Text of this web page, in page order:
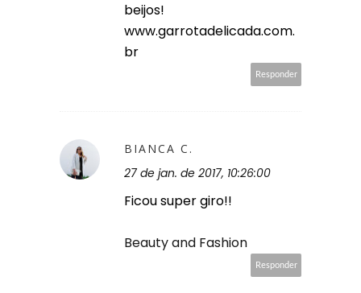
beijos!
www.garrotadelicada.com.
br
Responder
BIANCA C.
27 de jan. de 2017, 10:26:00
Ficou super giro!!
Beauty and Fashion
Responder